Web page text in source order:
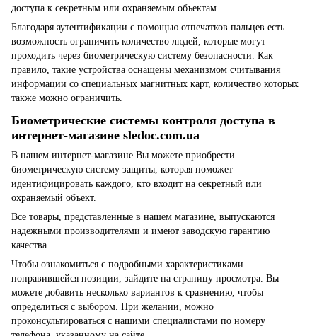
доступа к секретным или охраняемым объектам.
Благодаря аутентификации с помощью отпечатков пальцев есть
возможность ограничить количество людей, которые могут
проходить через биометрическую систему безопасности. Как
правило, такие устройства оснащены механизмом считывания
информации со специальных магнитных карт, количество которых
также можно ограничить.
Биометрические системы контроля доступа в
интернет-магазине sledoc.com.ua
В нашем интернет-магазине Вы можете приобрести
биометрическую систему защиты, которая поможет
идентифицировать каждого, кто входит на секретный или
охраняемый объект.
Все товары, представленные в нашем магазине, выпускаются
надежными производителями и имеют заводскую гарантию
качества.
Чтобы ознакомиться с подробными характеристиками
понравившейся позиции, зайдите на страницу просмотра. Вы
можете добавить несколько вариантов к сравнению, чтобы
определиться с выбором. При желании, можно
проконсультироваться с нашими специалистами по номеру